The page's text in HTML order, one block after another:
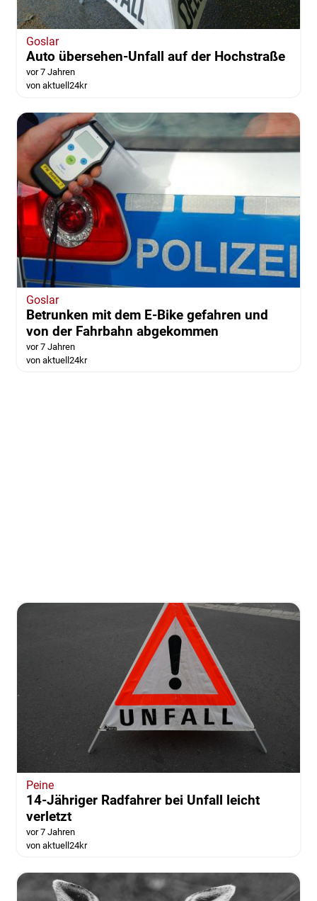
Goslar
Auto übersehen-Unfall auf der Hochstraße
vor 7 Jahren
von aktuell24kr
Goslar
Betrunken mit dem E-Bike gefahren und
von der Fahrbahn abgekommen
vor 7 Jahren
von aktuell24kr
Peine
14-Jähriger Radfahrer bei Unfall leicht
verletzt
vor 7 Jahren
von aktuell24kr